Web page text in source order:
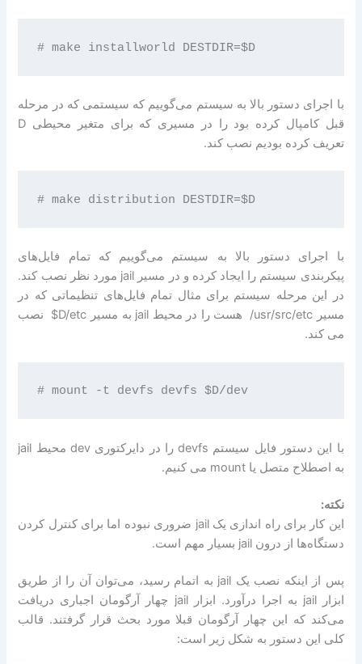
با اجرای دستور بالا به سیستم می‌گوییم که سیستمی که در مرحله
قبل کامپال کرده بود را در مسیری که برای متغیر محیطی D
تعریف کرده بودیم نصب کند.
با اجرای دستور بالا به سیستم می‌گوییم که تمام فایل‌های
پیکربندی سیستم را ایجاد کرده و در مسیر jail مورد نظر نصب کند.
در این مرحله سیستم برای مثال تمام فایل‌های تنظیماتی که در
مسیر ‎ /usr/src/etc هست را در محیط jail به مسیر ‎ $D/etc نصب
می کند.
# mount -t devfs devfs $D/dev
با این دستور فایل سیستم devfs را در دایرکتوری dev محیط jail
به اصطلاح متصل یا mount می کنیم.
نکته:
این کار برای راه اندازی یک jail ضروری نبوده اما برای کنترل کردن
دستگاه‌ها از درون jail بسیار مهم است.
پس از اینکه نصب یک jail به اتمام رسید، می‌توان آن را از طریق
ابزار jail به اجرا در‌آورد. ابزار jail چهار آرگومان اجباری دریافت
می‌کند که این چهار آرگومان قبلا مورد بحث قرار گرفتند. قالب
کلی این دستور به شکل زیر است: